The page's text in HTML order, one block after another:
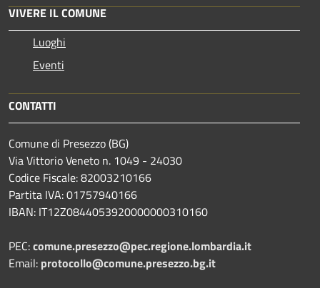
VIVERE IL COMUNE
Luoghi
Eventi
CONTATTI
Comune di Presezzo (BG)
Via Vittorio Veneto n. 1049 - 24030
Codice Fiscale: 82003210166
Partita IVA: 01757940166
IBAN: IT12Z0844053920000000310160
PEC:comune.presezzo@pec.regione.lombardia.it
Email: protocollo@comune.presezzo.bg.it